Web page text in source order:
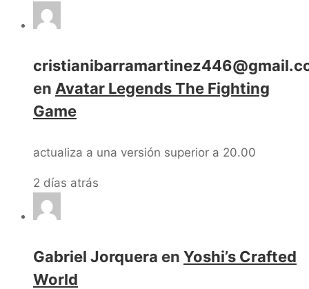
en Avatar Legends The Fighting
Game
actualiza a una versión superior a 20.00
2 días atrás
Gabriel Jorquera en Yoshi’s Crafted
World